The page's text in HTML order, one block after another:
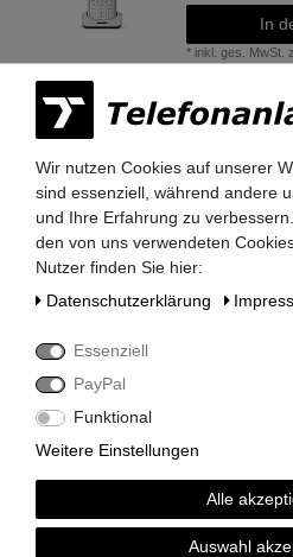
In
* inkl. ges. MwSt.
Qualität,
kompetenter
Wir nutzen Cookies auf unserer
sind essenziell, während andere
und Ihre Erfahrung zu
den von uns verwendeten
Nutzer finden Sie hier:
Daten­schutz­erklärung
Essenziell
PayPal
Funktional
Weitere Einstellungen
Alle
Auswahl